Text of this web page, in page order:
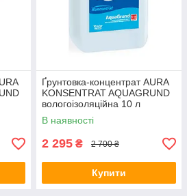
Ґрунтовка-концентрат AURA
KONSENTRAT AQUAGRUND
вологоізоляційна 10 л
В наявності
2 295 ₴ 2 700 ₴
Купити